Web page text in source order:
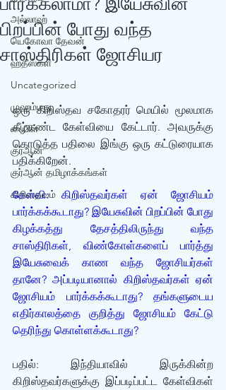
அல்லாஹ்
யெகோவா தேவன்
ஹதீஸ்கள்
Uncategorized
முஹம்மது
பைபிள்
குர்‍ஆன்
குர்‍ஆன் தமிழாக்கங்கள்
கிறிஸ்தவம்
பிறப்பின் போது வந்த
சாஸ்திரிகள் ஜோசியர
ஒரு கிறிஸ்தவ சகோதரர் மெயில் மூலமாக
கீழ்கண்ட கேள்வியை கேட்டார். அவருக்கு
கொடுத்த பதிலை இங்கு ஒரு கட்டுரையாக
பதிக்கிறேன்.
கேள்வி: கிறிஸ்தவர்கள் ஏன் ஜோசியம்
பார்க்கக்கூடாது? இயேசுவின் பிறப்பின் போது
கிழக்கத்து தேசத்திலிருந்து வந்த
சாஸ்திரிகள், விண்கோள்களைப் பார்த்து
இயேசுவைக் காண வந்த ஜோசியர்கள்
தானே? அப்படியானால் கிறிஸ்தவர்கள் ஏன்
ஜோசியம் பார்க்கக்கூடாது? தங்களுடைய
எதிர்காலத்தை குறித்து ஜோசியம் கேட்டு
தெரிந்து கொள்ளக்கூடாது?
பதில்: இந்தியாவில் இருக்கின்ற
கிறிஸ்தவர்களுக்கு இப்படிப்பட்ட கேள்விகள்